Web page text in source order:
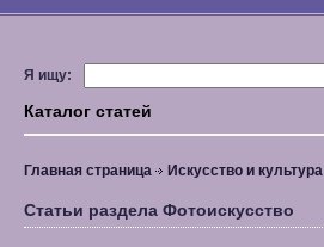
Я ищу:
Каталог статей
Главная страница Искусство и культура
Статьи раздела Фотоискусство